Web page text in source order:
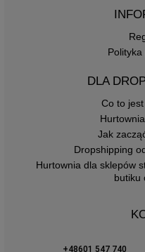
DLA
Co to
Jak
Dropshipping
Hurtownia dla sklepów
butiku
+48601 547 740